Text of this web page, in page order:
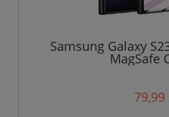
Samsung Galaxy
MagSafe
79,99